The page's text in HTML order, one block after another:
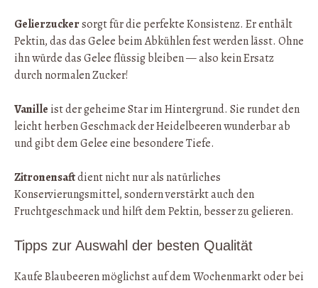
Gelierzuckersorgt für die perfekte Konsistenz. Er enthält
Pektin, das das Gelee beim Abkühlen fest werden lässt. Ohne
ihn würde das Gelee flüssig bleiben — also kein Ersatz
durch normalen Zucker!
Vanille ist der geheime Star im Hintergrund. Sie rundet den
leicht herben Geschmack der Heidelbeeren wunderbar ab
und gibt dem Gelee eine besondere Tiefe.
Zitronensaftdient nicht nur als natürliches
Konservierungsmittel, sondern verstärkt auch den
Fruchtgeschmack und hilft dem Pektin, besser zu gelieren.
Tipps zur Auswahl der besten Qualität
Kaufe Blaubeeren möglichst auf dem Wochenmarkt oder bei